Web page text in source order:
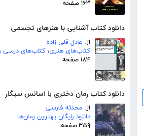
۱۶۳ صفحه
دانلود کتاب آشنایی با هنرهای تجسمی
از: عادل قلی زاده
کتاب‌های هنری، کتاب‌های درسی
۱۸۴ صفحه
دانلود کتاب رمان دختری با اسانس سیگار
از: محدثه فارسی
دانلود رایگان بهترین رمان‌ها
۳۵۹ صفحه